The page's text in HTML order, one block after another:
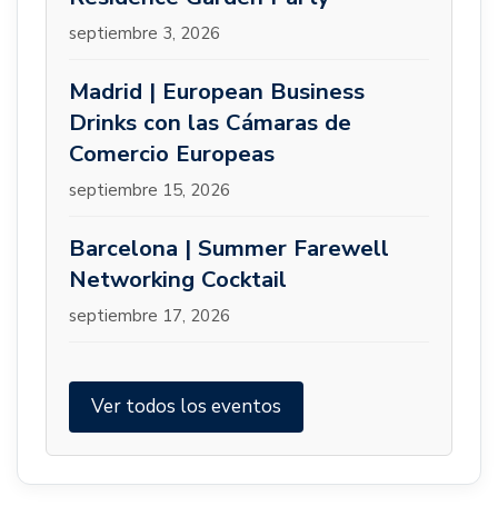
septiembre 3, 2026
Madrid | European Business
Drinks con las Cámaras de
Comercio Europeas
septiembre 15, 2026
Barcelona | Summer Farewell
Networking Cocktail
septiembre 17, 2026
Ver todos los eventos